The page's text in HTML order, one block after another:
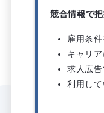
競合情報で
雇用条
キャリ
求人広
利用し